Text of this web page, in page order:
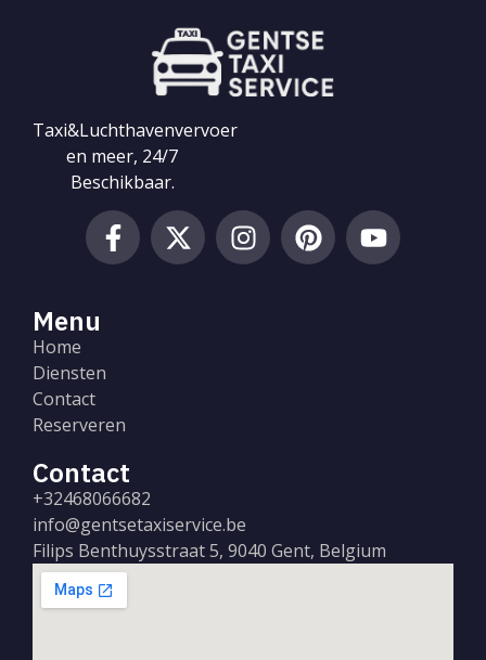
Menu
Home
Diensten
Contact
Reserveren
Taxi&Luchthavenvervoer
en meer, 24/7
Beschikbaar.
Contact
+32468066682
info@gentsetaxiservice.be
Filips Benthuysstraat 5, 9040 Gent, Belgium